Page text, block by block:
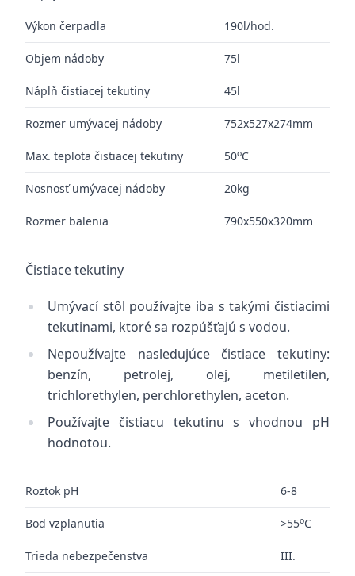
Výkon čerpadla 190l/hod.
Objem nádoby 75l
Náplň čistiacej tekutiny 45l
Rozmer umývacej nádoby 752x527x274mm
Max. teplota čistiacej tekutiny 50oC
Nosnosť umývacej nádoby 20kg
Rozmer balenia 790x550x320mm
Čistiace tekutiny
Umývací stôl používajte iba s takými čistiacimi
tekutinami, ktoré sa rozpúšťajú s vodou.
Nepoužívajte nasledujúce čistiace tekutiny:
benzín, petrolej, olej, metiletilen,
trichlorethylen, perchlorethylen, aceton.
Používajte čistiacu tekutinu s vhodnou pH
hodnotou.
Roztok pH 6-8
Bod vzplanutia >55oC
Trieda nebezpečenstva III.